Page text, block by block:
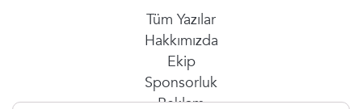
Tüm Yazılar
Hakkımızda
Ekip
Sponsorluk
Reklam